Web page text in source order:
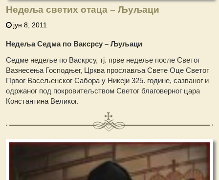
Недеља светих отаца – Љуљаци
јун 8, 2011
Недеља Седма по Ваксрсу – Љуљаци
Седме недеље по Васкрсу, тј. прве недеље после Светог
Вазнесења Господњег, Црква прославља Свете Оце Светог
Првог Васељенског Сабора у Никеји 325. године, сазваног и
одржаног под покровитељством Светог благоверног цара
Константина Великог.